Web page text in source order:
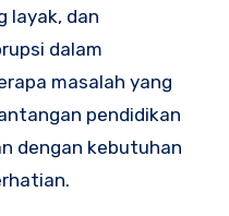
layak, dan
dalam
masalah yang
pendidikan
dengan kebutuhan